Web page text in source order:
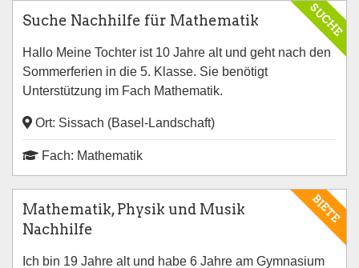
SUCHE
Suche Nachhilfe für Mathematik
Hallo Meine Tochter ist 10 Jahre alt und geht nach den
Sommerferien in die 5. Klasse. Sie benötigt
Unterstützung im Fach Mathematik.
Ort: Sissach (Basel-Landschaft)
Fach: Mathematik
BIETE
Mathematik, Physik und Musik
Nachhilfe
Ich bin 19 Jahre alt und habe 6 Jahre am Gymnasium